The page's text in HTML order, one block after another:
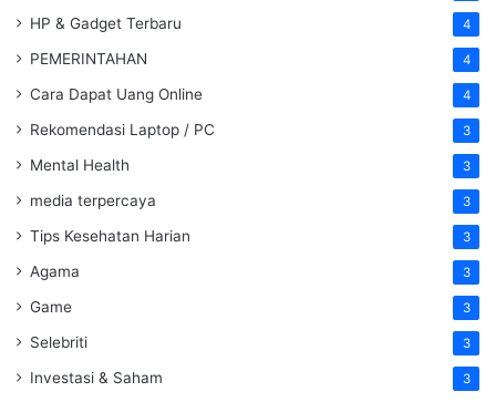
HP & Gadget Terbaru 4
PEMERINTAHAN 4
Cara Dapat Uang Online 4
Rekomendasi Laptop / PC 3
Mental Health 3
media terpercaya 3
Tips Kesehatan Harian 3
Agama 3
Game 3
Selebriti 3
Investasi & Saham 3